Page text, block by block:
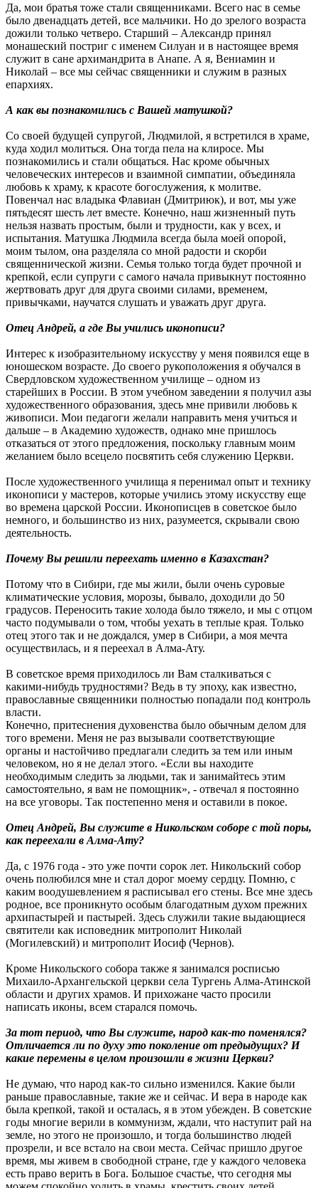
Да, мои братья тоже стали священниками. Всего нас в семье
было двенадцать детей, все мальчики. Но до зрелого возраста
дожили только четверо. Старший – Александр принял
монашеский постриг с именем Силуан и в настоящее время
служит в сане архимандрита в Анапе. А я, Вениамин и
Николай – все мы сейчас священники и служим в разных
епархиях.
А как вы познакомились с Вашей матушкой?
Со своей будущей супругой, Людмилой, я встретился в храме,
куда ходил молиться. Она тогда пела на клиросе. Мы
познакомились и стали общаться. Нас кроме обычных
человеческих интересов и взаимной симпатии, объединяла
любовь к храму, к красоте богослужения, к молитве.
Повенчал нас владыка Флавиан (Дмитриюк), и вот, мы уже
пятьдесят шесть лет вместе. Конечно, наш жизненный путь
нельзя назвать простым, были и трудности, как у всех, и
испытания. Матушка Людмила всегда была моей опорой,
моим тылом, она разделяла со мной радости и скорби
священнической жизни. Семья только тогда будет прочной и
крепкой, если супруги с самого начала привыкнут постоянно
жертвовать друг для друга своими силами, временем,
привычками, научатся слушать и уважать друг друга.
Отец Андрей, а где Вы учились иконописи?
Интерес к изобразительному искусству у меня появился еще в
юношеском возрасте. До своего рукоположения я обучался в
Свердловском художественном училище – одном из
старейших в России. В этом учебном заведении я получил азы
художественного образования, здесь мне привили любовь к
живописи. Мои педагоги желали направить меня учиться и
дальше – в Академию художеств, однако мне пришлось
отказаться от этого предложения, поскольку главным моим
желанием было всецело посвятить себя служению Церкви.
После художественного училища я перенимал опыт и технику
иконописи у мастеров, которые учились этому искусству еще
во времена царской России. Иконописцев в советское было
немного, и большинство из них, разумеется, скрывали свою
деятельность.
Почему Вы решили переехать именно в Казахстан?
Потому что в Сибири, где мы жили, были очень суровые
климатические условия, морозы, бывало, доходили до 50
градусов. Переносить такие холода было тяжело, и мы с отцом
часто подумывали о том, чтобы уехать в теплые края. Только
отец этого так и не дождался, умер в Сибири, а моя мечта
осуществилась, и я переехал в Алма-Ату.
В советское время приходилось ли Вам сталкиваться с
какими-нибудь трудностями? Ведь в ту эпоху, как известно,
православные священники полностью попадали под контроль
власти.
Конечно, притеснения духовенства было обычным делом для
того времени. Меня не раз вызывали соответствующие
органы и настойчиво предлагали следить за тем или иным
человеком, но я не делал этого. «Если вы находите
необходимым следить за людьми, так и занимайтесь этим
самостоятельно, я вам не помощник», - отвечал я постоянно
на все уговоры. Так постепенно меня и оставили в покое.
Отец Андрей, Вы служите в Никольском соборе с той поры,
как переехали в Алма-Ату?
Да, с 1976 года - это уже почти сорок лет. Никольский собор
очень полюбился мне и стал дорог моему сердцу. Помню, с
каким воодушевлением я расписывал его стены. Все мне здесь
родное, все проникнуто особым благодатным духом прежних
архипастырей и пастырей. Здесь служили такие выдающиеся
святители как исповедник митрополит Николай
(Могилевский) и митрополит Иосиф (Чернов).
Кроме Никольского собора также я занимался росписью
Михаило-Архангельской церкви села Тургень Алма-Атинской
области и других храмов. И прихожане часто просили
написать иконы, всем старался помочь.
За тот период, что Вы служите, народ как-то поменялся?
Отличается ли по духу это поколение от предыдущих? И
какие перемены в целом произошли в жизни Церкви?
Не думаю, что народ как-то сильно изменился. Какие были
раньше православные, такие же и сейчас. И вера в народе как
была крепкой, такой и осталась, я в этом убежден. В советские
годы многие верили в коммунизм, ждали, что наступит рай на
земле, но этого не произошло, и тогда большинство людей
прозрели, и все встало на свои места. Сейчас пришло другое
время, мы живем в свободной стране, где у каждого человека
есть право верить в Бога. Большое счастье, что сегодня мы